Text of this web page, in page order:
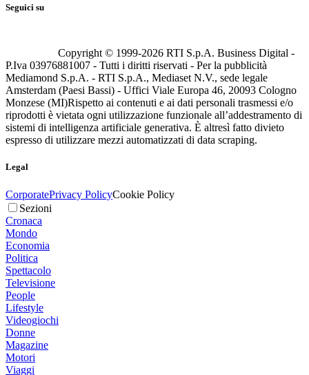
Seguici su
Copyright © 1999-2026 RTI S.p.A. Business Digital -
P.Iva 03976881007 - Tutti i diritti riservati - Per la pubblicità
Mediamond S.p.A. - RTI S.p.A., Mediaset N.V., sede legale
Amsterdam (Paesi Bassi) - Uffici Viale Europa 46, 20093 Cologno
Monzese (MI)Rispetto ai contenuti e ai dati personali trasmessi e/o
riprodotti è vietata ogni utilizzazione funzionale all’addestramento di
sistemi di intelligenza artificiale generativa. È altresì fatto divieto
espresso di utilizzare mezzi automatizzati di data scraping.
Legal
CorporatePrivacy PolicyCookie Policy
Sezioni
Cronaca
Mondo
Economia
Politica
Spettacolo
Televisione
People
Lifestyle
Videogiochi
Donne
Magazine
Motori
Viaggi